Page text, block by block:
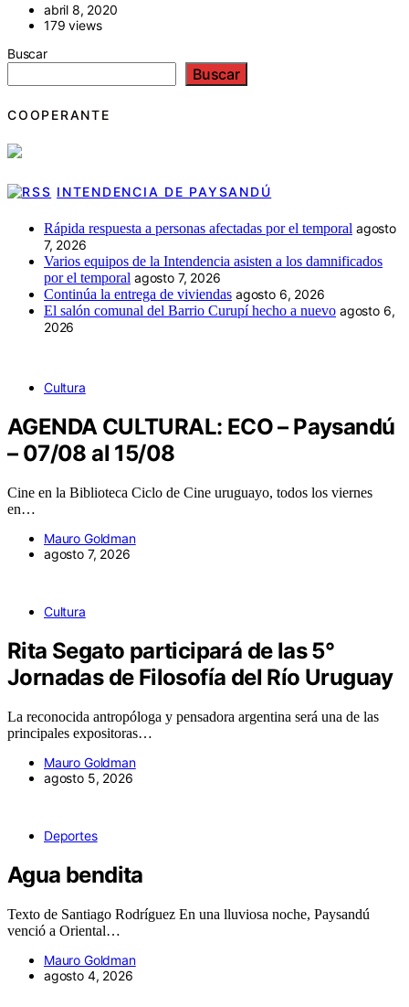
abril 8, 2020
179 views
Buscar
Buscar
COOPERANTE
INTENDENCIA DE PAYSANDÚ
Rápida respuesta a personas afectadas por el temporal agosto
7, 2026
Varios equipos de la Intendencia asisten a los damnificados
por el temporal agosto 7, 2026
Continúa la entrega de viviendas agosto 6, 2026
El salón comunal del Barrio Curupí hecho a nuevo agosto 6,
2026
Cultura
AGENDA CULTURAL: ECO – Paysandú
– 07/08 al 15/08
Cine en la Biblioteca Ciclo de Cine uruguayo, todos los viernes
en…
Mauro Goldman
agosto 7, 2026
Cultura
Rita Segato participará de las 5°
Jornadas de Filosofía del Río Uruguay
La reconocida antropóloga y pensadora argentina será una de las
principales expositoras…
Mauro Goldman
agosto 5, 2026
Deportes
Agua bendita
Texto de Santiago Rodríguez En una lluviosa noche, Paysandú
venció a Oriental…
Mauro Goldman
agosto 4, 2026